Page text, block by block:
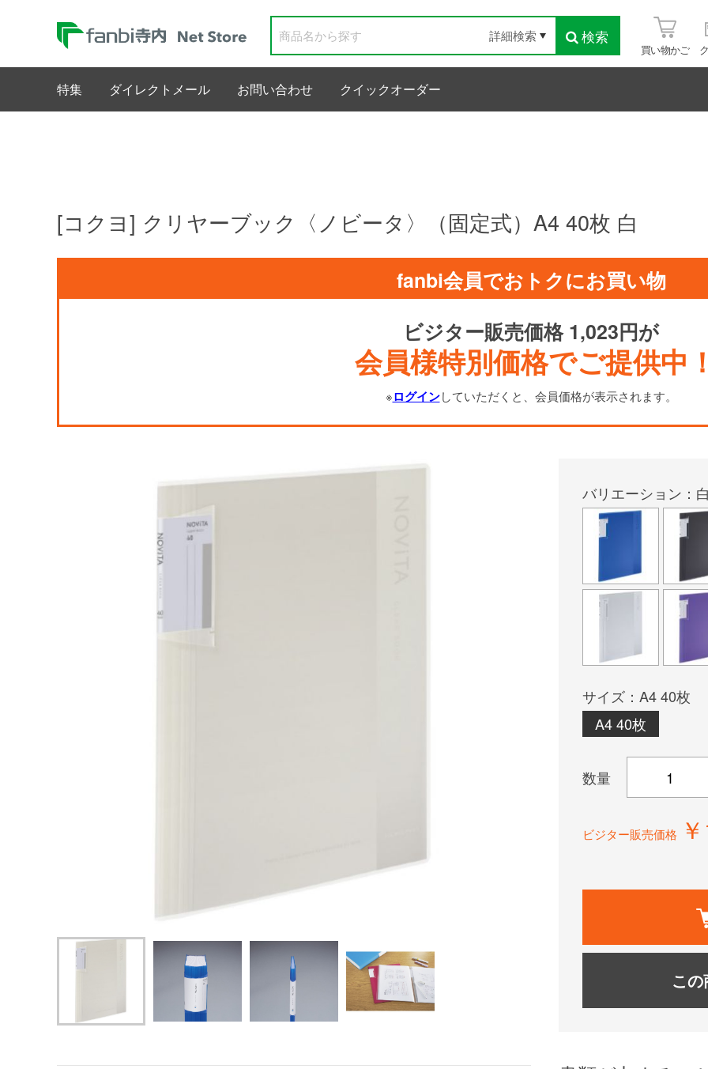
検索
詳細検索
買い物かご
特集 ダイレクトメール お問い合わせ クイックオーダー
[コクヨ] クリヤーブック〈ノビータ〉（固定式）A4 40枚 白
fanbi会員でおトクにお買い物
ビジター販売価格 1,023円が
会員様特別価格でご提供中
※ログインしていただくと、会員価格が表示されます。
バリエーション：
サイズ：A4 40枚
A4 40枚
数量
ビジター販売価格
こ